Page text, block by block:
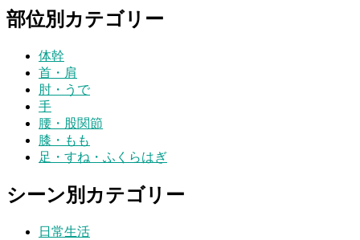
部位別カテゴリー
体幹
首・肩
肘・うで
手
腰・股関節
膝・もも
足・すね・ふくらはぎ
シーン別カテゴリー
日常生活